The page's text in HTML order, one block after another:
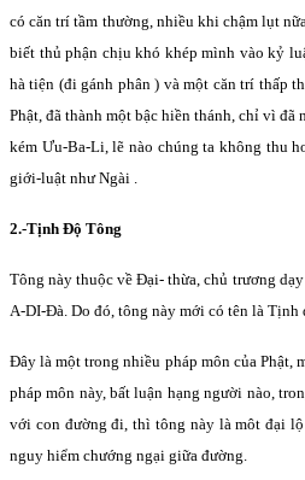
có căn trí tầm thường, nhiều khi chậm lụt
biết thủ phận chịu khó khép mình vào kỷ
hà tiện (đi gánh phân ) và một căn trí thấp
Phật, đã thành một bậc hiền thánh, chỉ vì
kém Ưu-Ba-Li, lẽ nào chúng ta không thu
giới-luật như Ngài .
2.-Tịnh Ðộ Tông
Tông này thuộc về Ðại- thừa, chủ trương
A-DI-Ðà. Do đó, tông này mới có tên là Tịnh
Ðây là một trong nhiều pháp môn của Phật,
pháp môn này, bất luận hạng người nào,
với con đường đi, thì tông này là môt đại lộ
nguy hiểm chướng ngại giữa đường.